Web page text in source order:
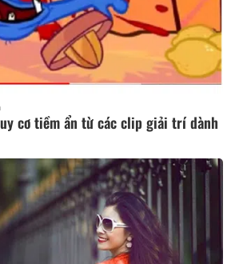
cơ tiềm ẩn từ các clip giải trí dành